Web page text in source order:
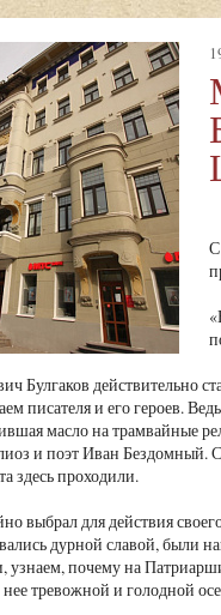
Булгаков действительно
писателя и его героев.
масло на трамвайные
и поэт Иван Бездомный.
здесь проходили.
выбрал для действия
дурной славой, были
узнаем, почему на
нее тревожной и голодной